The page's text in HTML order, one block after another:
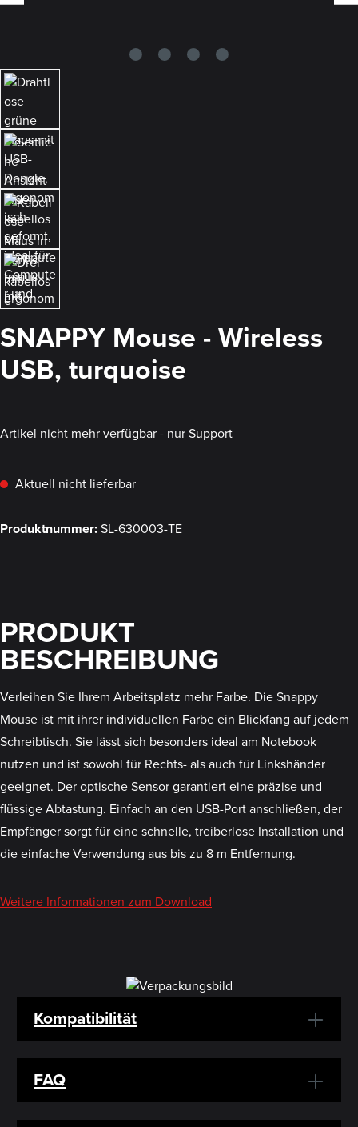
SNAPPY Mouse - Wireless
USB, turquoise
Artikel nicht mehr verfügbar - nur Support
Aktuell nicht lieferbar
Produktnummer:SL-630003-TE
PRODUKT
BESCHREIBUNG
Verleihen Sie Ihrem Arbeitsplatz mehr Farbe. Die Snappy
Mouse ist mit ihrer individuellen Farbe ein Blickfang auf jedem
Schreibtisch. Sie lässt sich besonders ideal am Notebook
nutzen und ist sowohl für Rechts- als auch für Linkshänder
geeignet. Der optische Sensor garantiert eine präzise und
flüssige Abtastung. Einfach an den USB-Port anschließen, der
Empfänger sorgt für eine schnelle, treiberlose Installation und
die einfache Verwendung aus bis zu 8 m Entfernung.
Weitere Informationen zum Download
Kompatibilität
FAQ